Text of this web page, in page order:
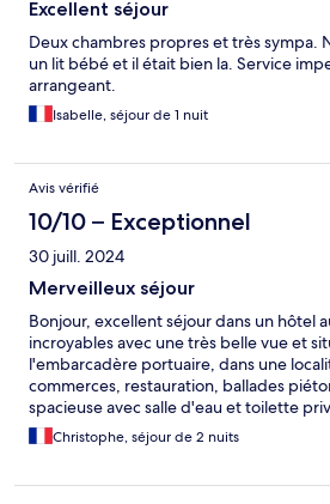
Excellent séjour
Deux chambres propres et très sympa.
un lit bébé et il était bien la. Service
arrangeant.
Isabelle, séjour de 1 nuit
Avis vérifié
10/10 – Exceptionnel
30 juill. 2024
Merveilleux séjour
Bonjour, excellent séjour dans un hôtel
incroyables avec une très belle vue et
l'embarcadère portuaire, dans une
commerces, restauration, ballades
spacieuse avec salle d'eau et toilette
équipée, très propre et très calme. Petit
copieux, avec beaucoup de choix salé/
Magnifique!!! Très bon accueil.
Christophe, séjour de 2 nuits